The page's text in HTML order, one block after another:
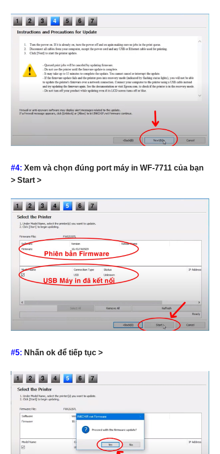
#4: Xem và chọn đúng port máy in WF-7711 của bạn
> Start >
#5: Nhấn ok để tiếp tục >